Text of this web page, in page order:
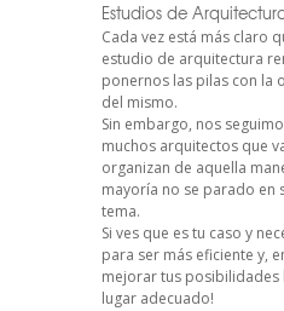
Estudios de
Cada vez está más claro
estudio de arquitectura
ponernos las pilas con la
del mismo.
Sin embargo, nos
muchos arquitectos que
organizan de aquella
mayoría no se parado en
tema.
Si ves que es tu caso y
para ser más eficiente y,
mejorar tus posibilidades
lugar adecuado!